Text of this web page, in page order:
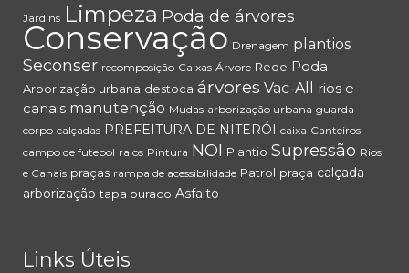
Jardins Limpeza Poda de árvores
Conservação Drenagem plantios
Seconser recomposição Caixas Árvore Rede Poda
Arborização urbana destoca árvores Vac-All
rios e
canais manutenção Mudas arborização urbana guarda
corpo calçadas PREFEITURA DE NITERÓI caixa Canteiros
campo de futebol ralos Pintura NOI Plantio Supressão Rios
e Canais praças rampa de acessibilidade Patrol praça calçada
arborização tapa buraco Asfalto
Links Úteis